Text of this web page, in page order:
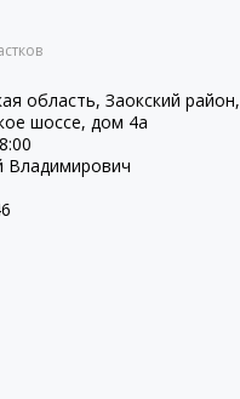
область, Заокский район,
шоссе, дом 4а